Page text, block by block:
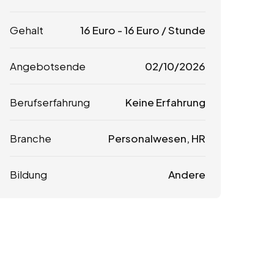
Gehalt 16 Euro -16 Euro / Stunde
Angebotsende 02/10/2026
Berufserfahrung Keine Erfahrung
Branche Personalwesen, HR
Bildung Andere